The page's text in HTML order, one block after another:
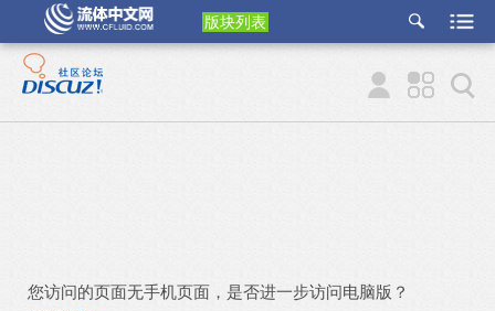
版块列表
etu
p
您访问的页面无手机页面，是否进一步访问电脑版？